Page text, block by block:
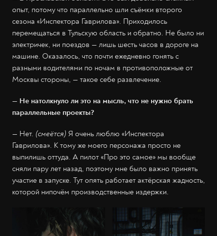
опыт, потому что параллельно шли съёмки второго
сезона «Инспектора Гаврилова». Приходилось
перемещаться в Тульскую область и обратно. Не было ни
электричек, ни поездов — лишь шесть часов в дороге на
машине. Оказалось, что почти ежедневно гонять с
разными водителями по ночам в противоположные от
Москвы стороны, — такое себе развлечение.
— Не натолкнуло ли это на мысль, что не нужно брать
параллельные проекты?
— Нет. (смеётся) Я очень люблю «Инспектора
Гаврилова». К тому же моего персонажа просто не
выпилишь оттуда. А пилот «Про это самое» мы вообще
сняли пару лет назад, поэтому мне было важно принять
участие в запуске. Тут опять работает актёрская жадность,
которой нипочём производственные издержки.